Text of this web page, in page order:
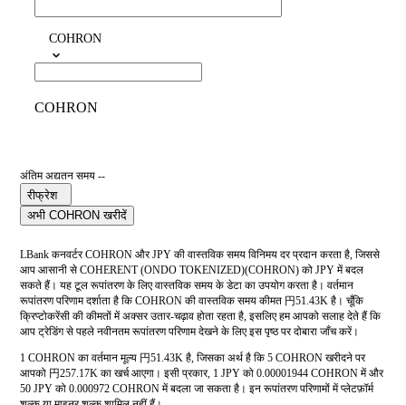
COHRON
COHRON
अंतिम अद्यतन समय --
रीफ्रेश
अभी COHRON खरीदें
LBank कनवर्टर COHRON और JPY की वास्तविक समय विनिमय दर प्रदान करता है, जिससे
आप आसानी से COHERENT (ONDO TOKENIZED)(COHRON) को JPY में बदल
सकते हैं। यह टूल रूपांतरण के लिए वास्तविक समय के डेटा का उपयोग करता है। वर्तमान
रूपांतरण परिणाम दर्शाता है कि COHRON की वास्तविक समय कीमत 円51.43K है। चूँकि
क्रिप्टोकरेंसी की कीमतों में अक्सर उतार-चढ़ाव होता रहता है, इसलिए हम आपको सलाह देते हैं कि
आप ट्रेडिंग से पहले नवीनतम रूपांतरण परिणाम देखने के लिए इस पृष्ठ पर दोबारा जाँच करें।
1 COHRON का वर्तमान मूल्य 円51.43K है, जिसका अर्थ है कि 5 COHRON खरीदने पर
आपको 円257.17K का खर्च आएगा। इसी प्रकार, 1 JPY को 0.00001944 COHRON में और
50 JPY को 0.000972 COHRON में बदला जा सकता है। इन रूपांतरण परिणामों में प्लेटफ़ॉर्म